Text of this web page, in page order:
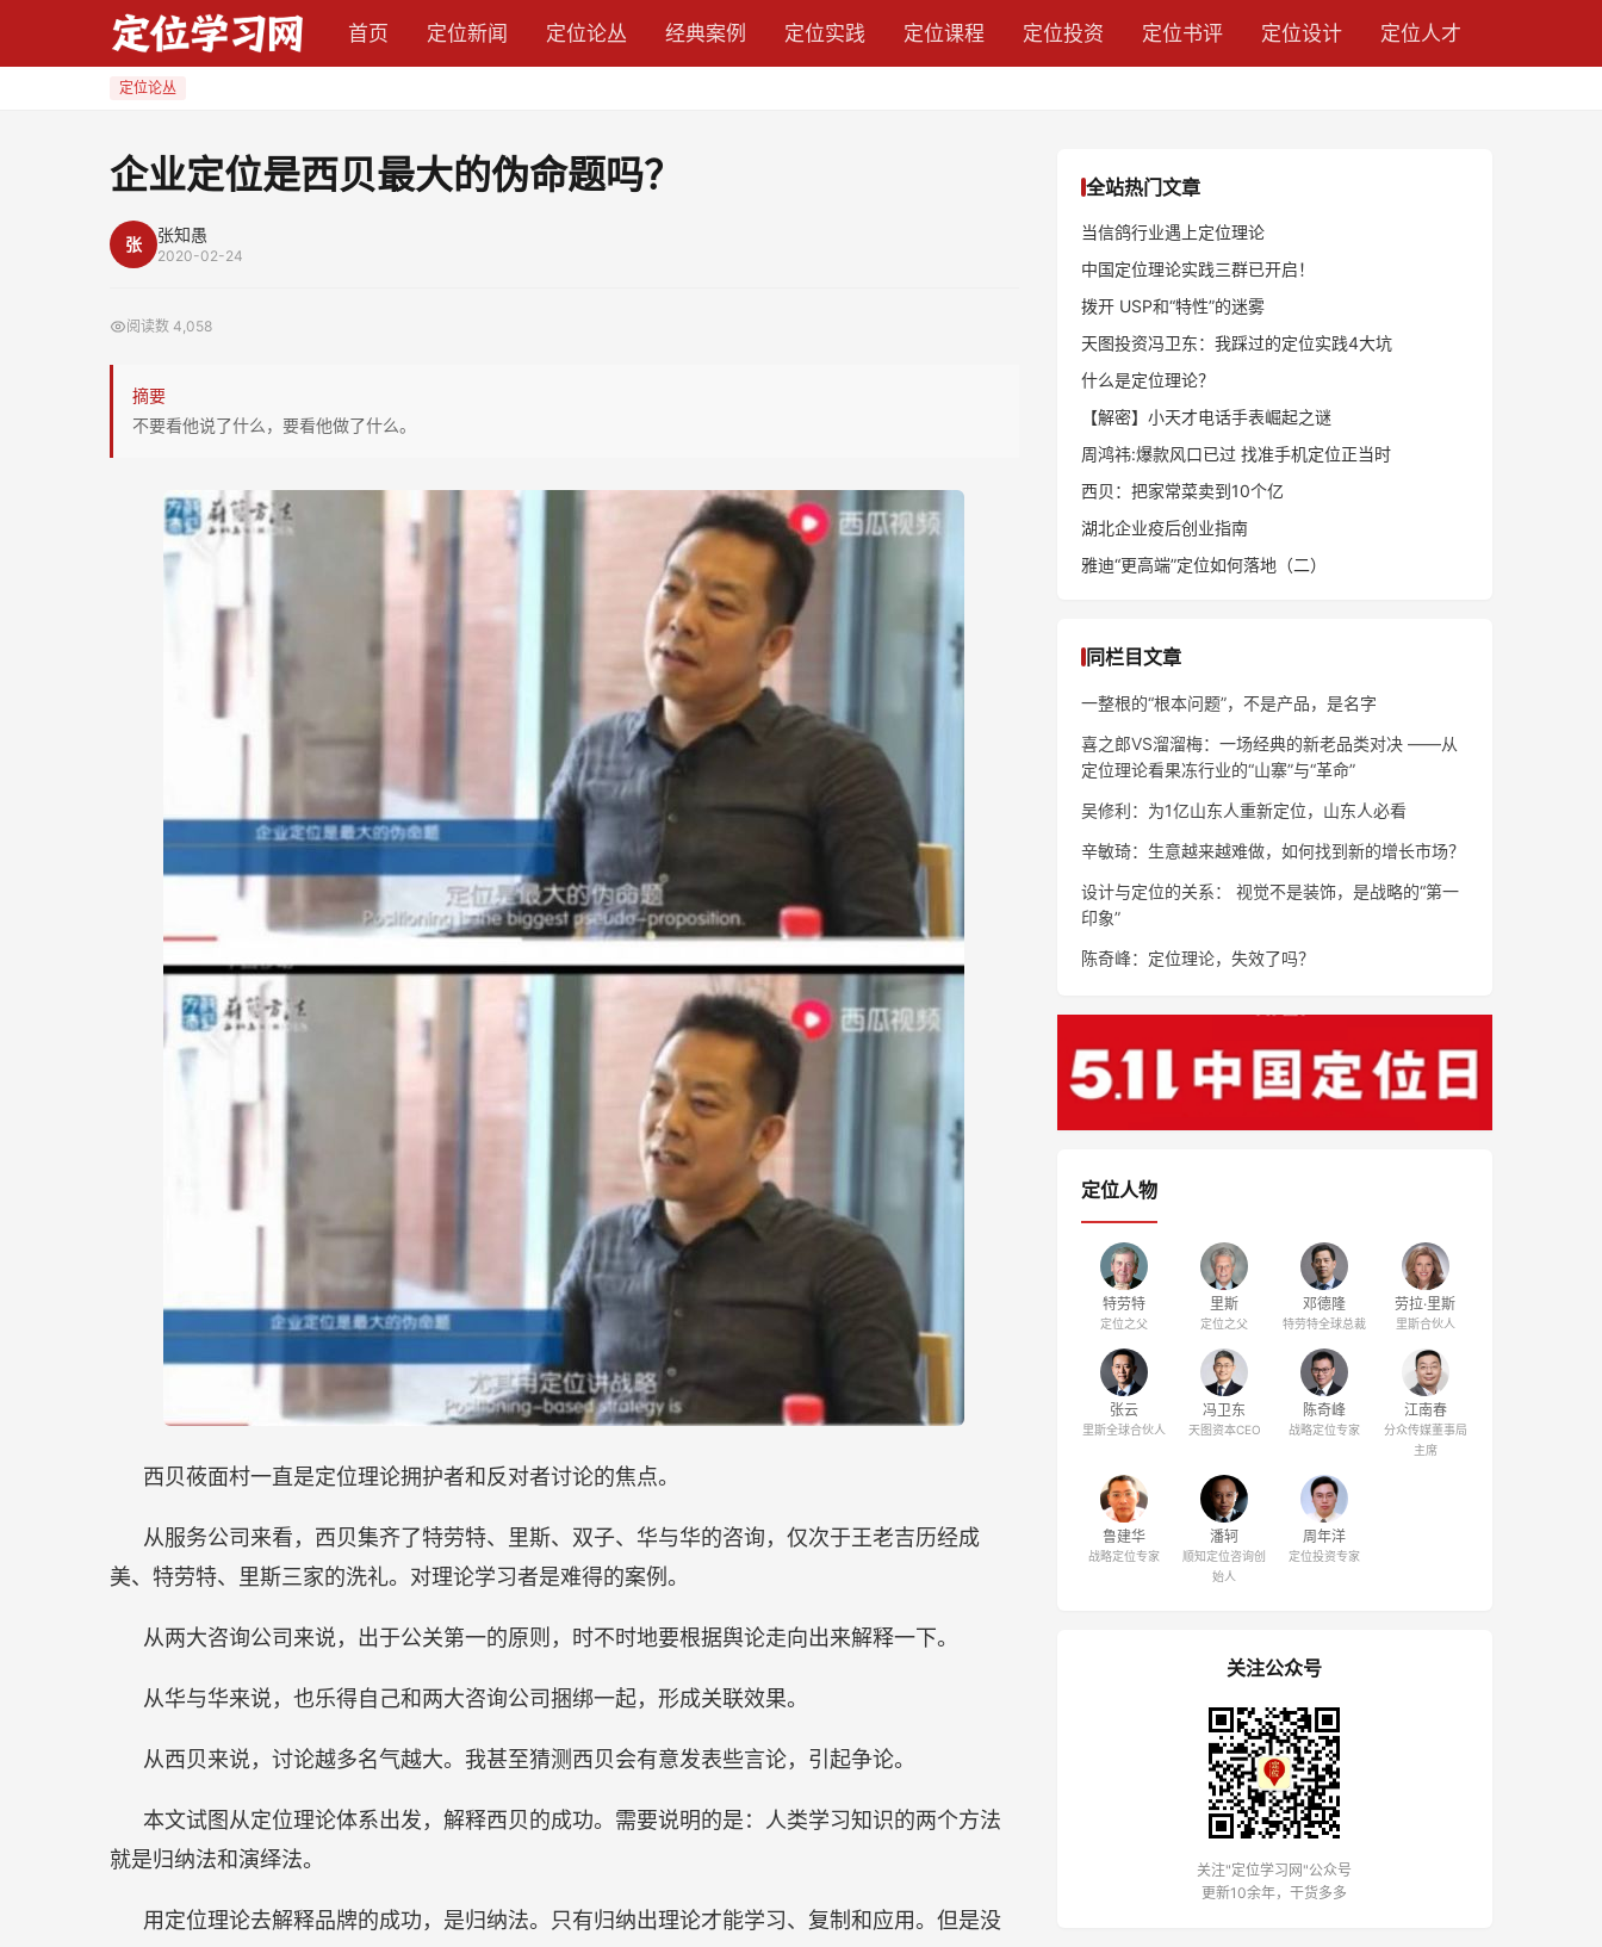
首页 定位新闻 定位论丛 经典案例 定位实践 定位课程 定位投资 定位书评 定位设计 定位人才
定位论丛
企业定位是西贝最大的伪命题吗？
张 张知愚
2020-02-24
阅读数 4,058
摘要
不要看他说了什么，要看他做了什么。
西贝莜面村一直是定位理论拥护者和反对者讨论的焦点。
从服务公司来看，西贝集齐了特劳特、里斯、双子、华与华的咨询，仅次于王老吉历经成
美、特劳特、里斯三家的洗礼。对理论学习者是难得的案例。
从两大咨询公司来说，出于公关第一的原则，时不时地要根据舆论走向出来解释一下。
从华与华来说，也乐得自己和两大咨询公司捆绑一起，形成关联效果。
从西贝来说，讨论越多名气越大。我甚至猜测西贝会有意发表些言论，引起争论。
本文试图从定位理论体系出发，解释西贝的成功。需要说明的是：人类学习知识的两个方法
就是归纳法和演绎法。
用定位理论去解释品牌的成功，是归纳法。只有归纳出理论才能学习、复制和应用。但是没
全站热门文章
当信鸽行业遇上定位理论
中国定位理论实践三群已开启！
拨开 USP和“特性”的迷雾
天图投资冯卫东：我踩过的定位实践4大坑
什么是定位理论？
【解密】小天才电话手表崛起之谜
周鸿祎:爆款风口已过 找准手机定位正当时
西贝：把家常菜卖到10个亿
湖北企业疫后创业指南
雅迪“更高端”定位如何落地（二）
同栏目文章
一整根的“根本问题”，不是产品，是名字
喜之郎VS溜溜梅：一场经典的新老品类对决 ——从
定位理论看果冻行业的“山寨”与“革命”
吴修利：为1亿山东人重新定位，山东人必看
辛敏琦：生意越来越难做，如何找到新的增长市场？
设计与定位的关系： 视觉不是装饰，是战略的“第一
印象”
陈奇峰：定位理论，失效了吗？
定位人物
特劳特
定位之父
里斯
定位之父
邓德隆
特劳特全球总裁
劳拉·里斯
里斯合伙人
张云
里斯全球合伙人
冯卫东
天图资本CEO
陈奇峰
战略定位专家
江南春
分众传媒董事局
主席
鲁建华
战略定位专家
潘轲
顺知定位咨询创
始人
周年洋
定位投资专家
关注公众号
关注"定位学习网"公众号
更新10余年，干货多多